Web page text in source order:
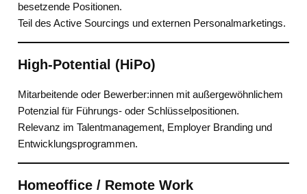
besetzende Positionen.
Teil des Active Sourcings und externen Personalmarketings.
High-Potential (HiPo)
Mitarbeitende oder Bewerber:innen mit außergewöhnlichem
Potenzial für Führungs- oder Schlüsselpositionen.
Relevanz im Talentmanagement, Employer Branding und
Entwicklungsprogrammen.
Homeoffice / Remote Work